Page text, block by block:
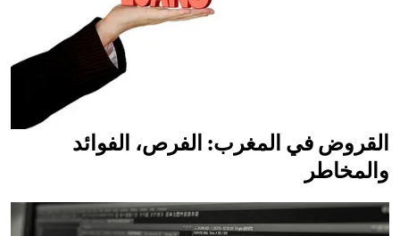
القروض في المغرب: الفرص، الفوائد
والمخاطر